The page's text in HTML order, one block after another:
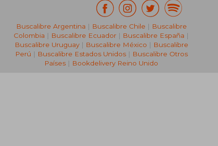
Buscalibre Argentina | Buscalibre Chile | Buscalibre
Colombia | Buscalibre Ecuador | Buscalibre España |
Buscalibre Uruguay| Buscalibre México | Buscalibre
Perú | Buscalibre Estados Unidos| Buscalibre Otros
Países | Bookdelivery Reino Unido